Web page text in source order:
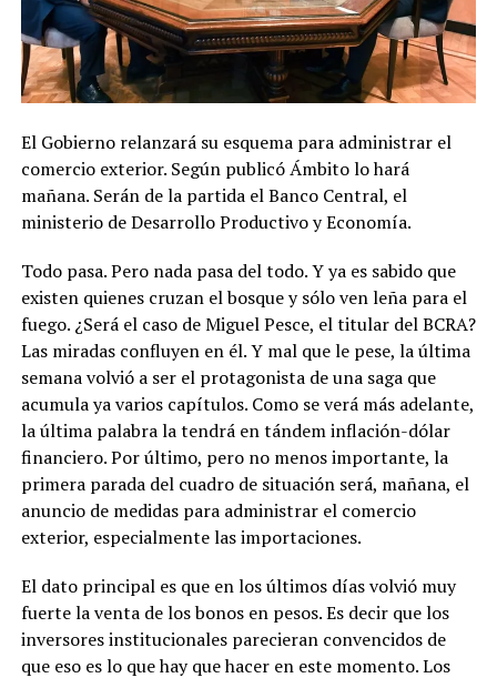
El Gobierno relanzará su esquema para administrar el
comercio exterior. Según publicó Ámbito lo hará
mañana. Serán de la partida el Banco Central, el
ministerio de Desarrollo Productivo y Economía.
Todo pasa. Pero nada pasa del todo. Y ya es sabido que
existen quienes cruzan el bosque y sólo ven leña para el
fuego. ¿Será el caso de Miguel Pesce, el titular del BCRA?
Las miradas confluyen en él. Y mal que le pese, la última
semana volvió a ser el protagonista de una saga que
acumula ya varios capítulos. Como se verá más adelante,
la última palabra la tendrá en tándem inflación-dólar
financiero. Por último, pero no menos importante, la
primera parada del cuadro de situación será, mañana, el
anuncio de medidas para administrar el comercio
exterior, especialmente las importaciones.
El dato principal es que en los últimos días volvió muy
fuerte la venta de los bonos en pesos. Es decir que los
inversores institucionales parecieran convencidos de
que eso es lo que hay que hacer en este momento. Los